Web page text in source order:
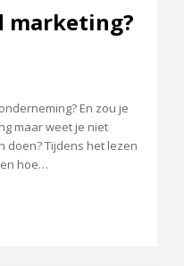
marketing?
En zou je
maar weet je niet
doen? Tijdens het lezen
hoe…